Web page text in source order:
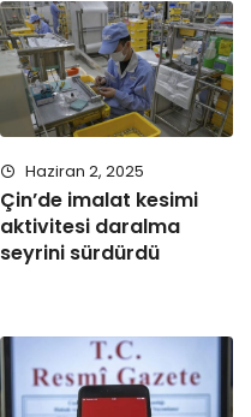
Haziran 2, 2025
Çin’de imalat kesimi
aktivitesi daralma
seyrini sürdürdü